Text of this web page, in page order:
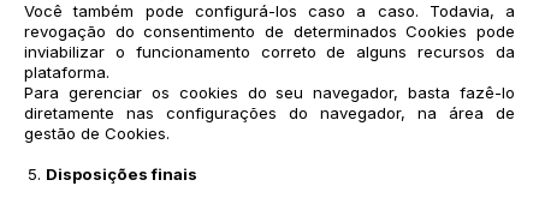
Você também pode configurá-los caso a caso. Todavia, a
revogação do consentimento de determinados Cookies pode
inviabilizar o funcionamento correto de alguns recursos da
plataforma.
Para gerenciar os cookies do seu navegador, basta fazê-lo
diretamente nas configurações do navegador, na área de
gestão de Cookies.
Disposições finais